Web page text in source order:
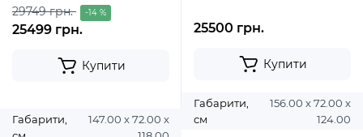
29749 грн. -14 %
25499 грн.
Купити
Габарити,
147.00 х 72.00 х
25500 грн.
Купити
Габарити,
см
156.00 х 72.00 х
124.00